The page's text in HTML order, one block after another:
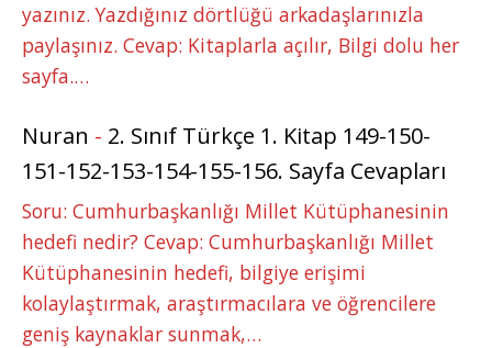
yazınız. Yazdığınız dörtlüğü arkadaşlarınızla
paylaşınız. Cevap: Kitaplarla açılır, Bilgi dolu her
sayfa.…
Nuran - 2. Sınıf Türkçe 1. Kitap 149-150-
151-152-153-154-155-156. Sayfa Cevapları
Soru: Cumhurbaşkanlığı Millet Kütüphanesinin
hedefi nedir? Cevap: Cumhurbaşkanlığı Millet
Kütüphanesinin hedefi, bilgiye erişimi
kolaylaştırmak, araştırmacılara ve öğrencilere
geniş kaynaklar sunmak,…